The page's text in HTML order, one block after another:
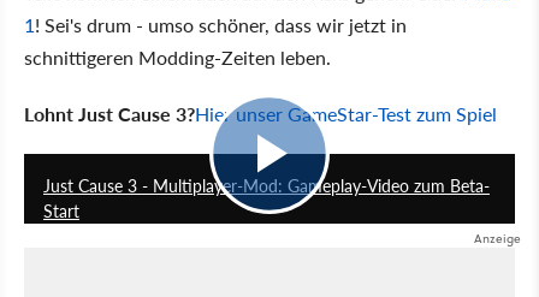
1! Sei's drum - umso schöner, dass wir jetzt in
schnittigeren Modding-Zeiten leben.
Lohnt Just Cause 3?Hier unser GameStar-Test zum Spiel
Just Cause 3 - Multiplayer-Mod: Gameplay-Video zum Beta-
Start